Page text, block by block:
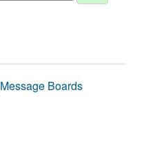
Message Boards